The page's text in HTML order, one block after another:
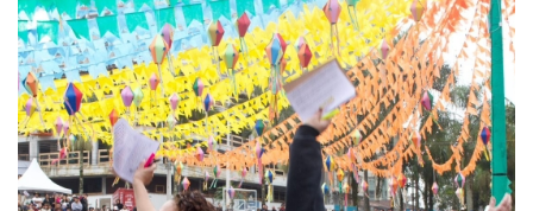
08/08/2026 | 07:00
Setor judicial de medicamentos de BC estará fechado nos dias 10 e 11 de
agosto para realização de inventário